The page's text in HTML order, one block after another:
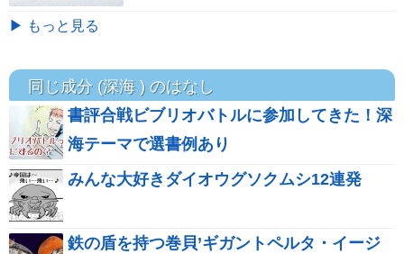
▶ もっと見る
同じ成分 (深海 ) のはなし
書評合戦ビブリオバトルに参加してきた！深
海テーマで選書例あり
みんな大好きダイオウグソクムシ12連発
鉄の盾を持つ巻貝’ギガントペルタ・イージ